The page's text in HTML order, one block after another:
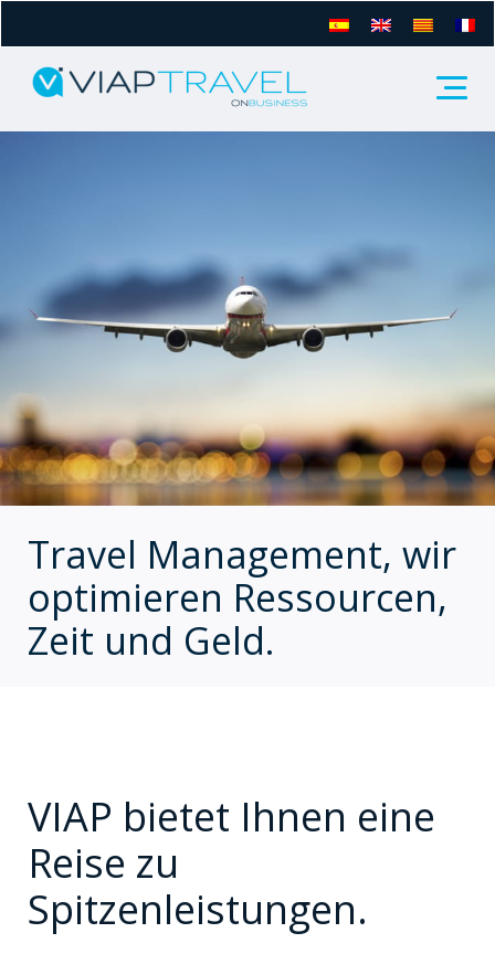
Travel Management, wir
optimieren Ressourcen,
Zeit und Geld.
VIAP bietet Ihnen eine
Reise zu
Spitzenleistungen.